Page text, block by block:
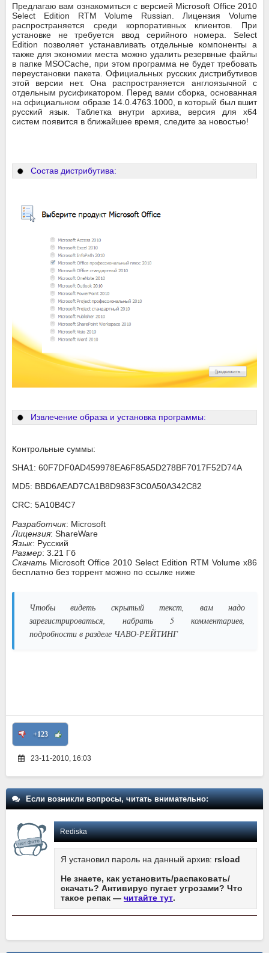
Предлагаю вам ознакомиться с версией Microsoft Office 2010
Select Edition RTM Volume Russian. Лицензия Volume
распространяется среди корпоративных клиентов. При
установке не требуется ввод серийного номера. Select
Edition позволяет устанавливать отдельные компоненты а
также для экономии места можно удалить резервные файлы
в папке MSOCache, при этом программа не будет требовать
переустановки пакета. Официальных русских дистрибутивов
этой версии нет. Она распространяется англоязычной с
отдельным русификатором. Перед вами сборка, основанная
на официальном образе 14.0.4763.1000, в который был вшит
русский язык. Таблетка внутри архива, версия для x64
систем появится в ближайшее время, следите за новостью!
Состав дистрибутива:
Извлечение образа и установка программы:
Контрольные суммы:
SHA1: 60F7DF0AD459978EA6F85A5D278BF7017F52D74A
MD5: BBD6AEAD7CA1B8D983F3C0A50A342C82
CRC: 5A10B4C7
Разработчик: Microsoft
Лицензия: ShareWare
Язык: Русский
Размер: 3.21 Гб
Скачать Microsoft Office 2010 Select Edition RTM Volume x86
бесплатно без торрент можно по ссылке ниже
Чтобы видеть скрытый текст, вам надо
зарегистрироваться, набрать 5 комментариев,
подробности в разделе ЧАВО-РЕЙТИНГ
+123
23-11-2010, 16:03
Если возникли вопросы, читать внимательно:
Rediska
Я установил пароль на данный архив: rsload
Не знаете, как установить/распаковать/
скачать? Антивирус пугает угрозами? Что
такое репак — читайте тут.